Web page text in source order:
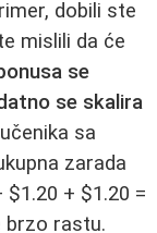
dobili ste
mislili da će
se
se skalira
sa
zarada
+ $1.20 =
brzo rastu.